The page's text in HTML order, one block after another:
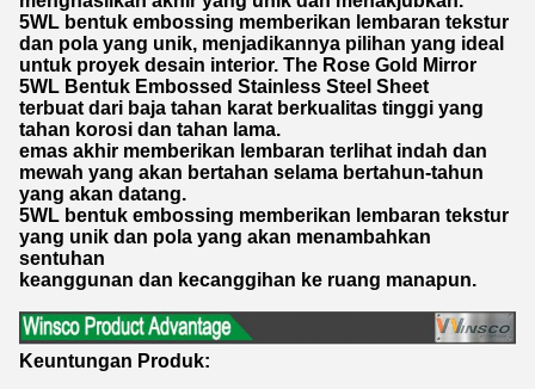
5WL bentuk embossing memberikan lembaran tekstur
dan pola yang unik, menjadikannya pilihan yang ideal
untuk proyek desain interior. The Rose Gold Mirror
5WL Bentuk Embossed Stainless Steel Sheet
terbuat dari baja tahan karat berkualitas tinggi yang
tahan korosi dan tahan lama.
emas akhir memberikan lembaran terlihat indah dan
mewah yang akan bertahan selama bertahun-tahun
yang akan datang.
5WL bentuk embossing memberikan lembaran tekstur
yang unik dan pola yang akan menambahkan
sentuhan
keanggunan dan kecanggihan ke ruang manapun.
Keuntungan Produk: